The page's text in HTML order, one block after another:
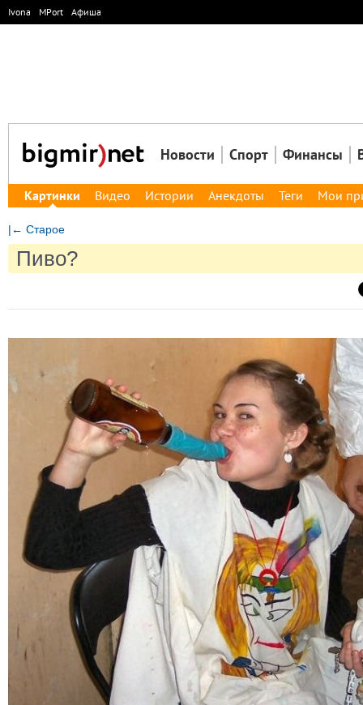
Ivona MPort Афиша
Новости Спорт Финансы
Картинки Видео Истории Анекдоты Теги Мои
|← Старое
Пиво?